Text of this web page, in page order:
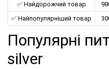
✅ Найдорожчий товар
✅ Найпопулярніший товар
Популярні
silver